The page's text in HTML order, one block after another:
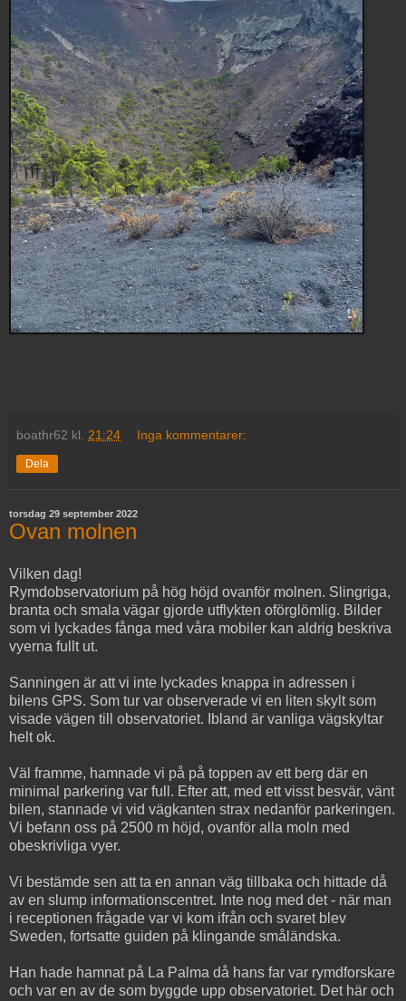
boathr62 kl. 21:24 Inga kommentarer:
Dela
torsdag 29 september 2022
Ovan molnen
Vilken dag!
Rymdobservatorium på hög höjd ovanför molnen. Slingriga,
branta och smala vägar gjorde utflykten oförglömlig. Bilder
som vi lyckades fånga med våra mobiler kan aldrig beskriva
vyerna fullt ut.
Sanningen är att vi inte lyckades knappa in adressen i
bilens GPS. Som tur var observerade vi en liten skylt som
visade vägen till observatoriet. Ibland är vanliga vägskyltar
helt ok.
Väl framme, hamnade vi på på toppen av ett berg där en
minimal parkering var full. Efter att, med ett visst besvär, vänt
bilen, stannade vi vid vägkanten strax nedanför parkeringen.
Vi befann oss på 2500 m höjd, ovanför alla moln med
obeskrivliga vyer.
Vi bestämde sen att ta en annan väg tillbaka och hittade då
av en slump informationscentret. Inte nog med det - när man
i receptionen frågade var vi kom ifrån och svaret blev
Sweden, fortsatte guiden på klingande småländska.
Han hade hamnat på La Palma då hans far var rymdforskare
och var en av de som byggde upp observatoriet. Det här och